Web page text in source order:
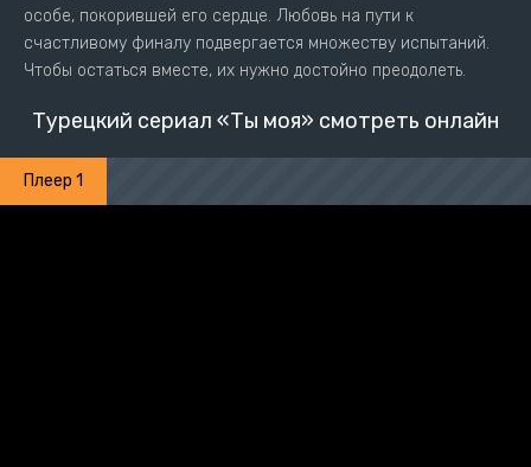
особе, покорившей его сердце. Любовь на пути к
счастливому финалу подвергается множеству испытаний.
Чтобы остаться вместе, их нужно достойно преодолеть.
Турецкий сериал «Ты моя» смотреть онлайн
Плеер 1